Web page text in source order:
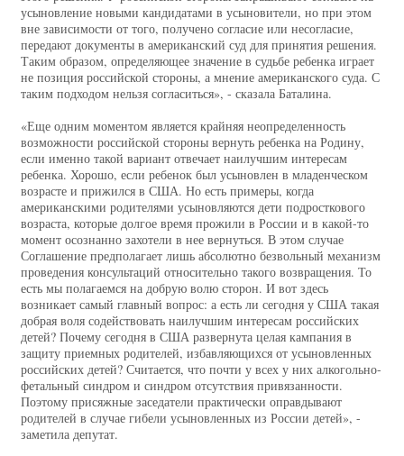
усыновление новыми кандидатами в усыновители, но при этом
вне зависимости от того, получено согласие или несогласие,
передают документы в американский суд для принятия решения.
Таким образом, определяющее значение в судьбе ребенка играет
не позиция российской стороны, а мнение американского суда. С
таким подходом нельзя согласиться», - сказала Баталина.
«Еще одним моментом является крайняя неопределенность
возможности российской стороны вернуть ребенка на Родину,
если именно такой вариант отвечает наилучшим интересам
ребенка. Хорошо, если ребенок был усыновлен в младенческом
возрасте и прижился в США. Но есть примеры, когда
американскими родителями усыновляются дети подросткового
возраста, которые долгое время прожили в России и в какой-то
момент осознанно захотели в нее вернуться. В этом случае
Соглашение предполагает лишь абсолютно безвольный механизм
проведения консультаций относительно такого возвращения. То
есть мы полагаемся на добрую волю сторон. И вот здесь
возникает самый главный вопрос: а есть ли сегодня у США такая
добрая воля содействовать наилучшим интересам российских
детей? Почему сегодня в США развернута целая кампания в
защиту приемных родителей, избавляющихся от усыновленных
российских детей? Считается, что почти у всех у них алкогольно-
фетальный синдром и синдром отсутствия привязанности.
Поэтому присяжные заседатели практически оправдывают
родителей в случае гибели усыновленных из России детей», -
заметила депутат.